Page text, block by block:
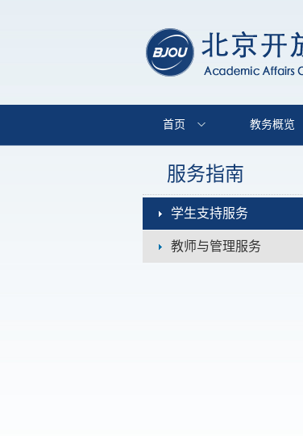
首页 教务概览
服务指南
学生支持服务
教师与管理服务